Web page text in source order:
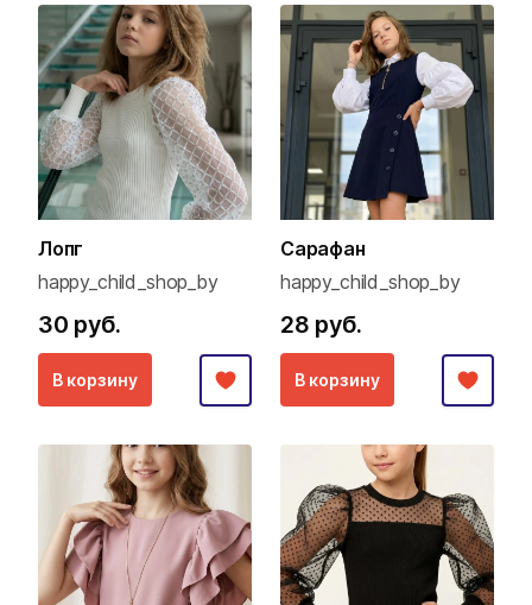
Лопг
happy_child_shop_by
30 руб.
В корзину
Сарафан
happy_child_shop_by
28 руб.
В корзину